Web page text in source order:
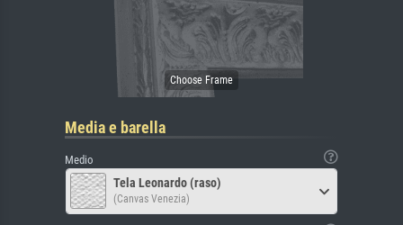
Media e barella
Medio
Tela Leonardo (raso)
(Canvas Venezia)